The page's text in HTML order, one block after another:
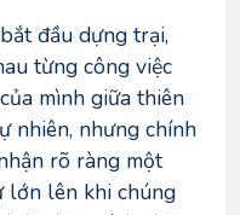
đầu dựng trại,
từng công việc
mình giữa thiên
nhiên, nhưng chính
rõ ràng một
lớn lên khi chúng